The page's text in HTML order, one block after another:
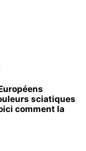
sciatiques
comment la